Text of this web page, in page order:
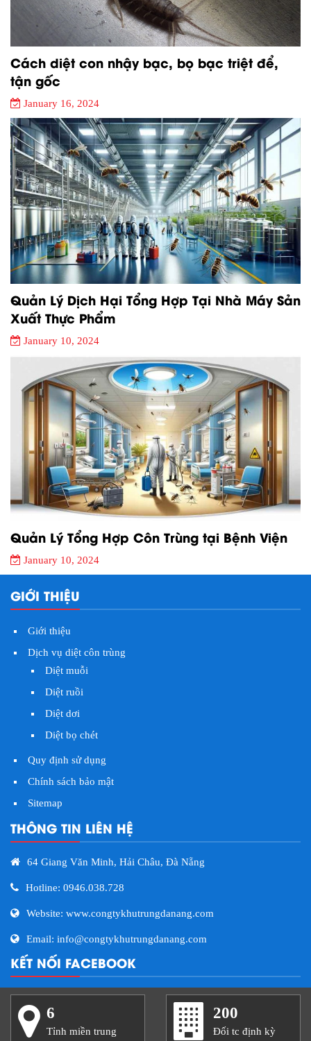
Cách diệt con nhậy bạc, bọ bạc triệt để,
tận gốc
January 16, 2024
Quản Lý Dịch Hại Tổng Hợp Tại Nhà Máy Sản
Xuất Thực Phẩm
January 10, 2024
Quản Lý Tổng Hợp Côn Trùng tại Bệnh Viện
January 10, 2024
GIỚI THIỆU
Giới thiệu
Dịch vụ diệt côn trùng
Diệt muỗi
Diệt ruồi
Diệt dơi
Diệt bọ chét
Quy định sử dụng
Chính sách bảo mật
Sitemap
THÔNG TIN LIÊN HỆ
64 Giang Văn Minh, Hải Châu, Đà Nẵng
Hotline: 0946.038.728
Website: www.congtykhutrungdanang.com
Email: info@congtykhutrungdanang.com
KẾT NỐI FACEBOOK
6
Tỉnh miền trung
200
Đối tc định kỳ